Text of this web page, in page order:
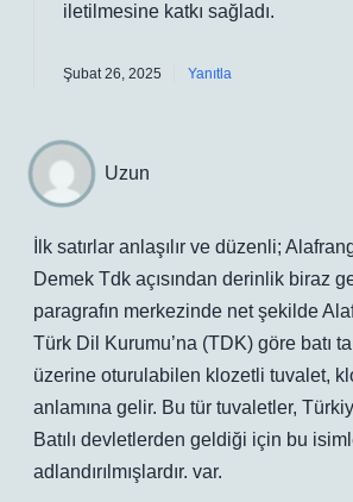
iletilmesine katkı sağladı.
Şubat 26, 2025 Yanıtla
Uzun
İlk satırlar anlaşılır ve düzenli;
Demek Tdk açısından derinlik biraz
paragrafın merkezinde net şekilde
Türk Dil Kurumu’na (TDK) göre batı
üzerine oturulabilen klozetli tuvalet,
anlamına gelir. Bu tür tuvaletler,
Batılı devletlerden geldiği için bu
adlandırılmışlardır. var.